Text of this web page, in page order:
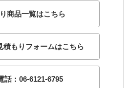
商品一覧はこちら
積もりフォームはこちら
話：06-6121-6795